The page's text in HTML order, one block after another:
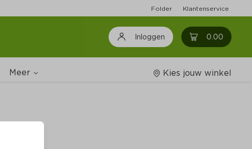
Folder Klantenservice
Inloggen 0.00 0
Meer Kies jouw winkel